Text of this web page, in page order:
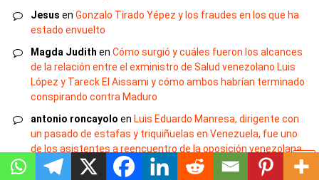
Jesus en Gonzalo Tirado Yépez y los fraudes en los que ha
estado envuelto
Magda Judith en Cómo surgió y cuáles fueron los alcances
de la relación entre el exministro de Salud venezolano Luis
López y Tareck El Aissami y cómo ambos habrían terminado
conspirando contra Maduro
antonio roncayolo en Luis Eduardo Manresa, dirigente con
un pasado de estafas y triquiñuelas en Venezuela, fue uno
de los asistentes a reencuentro de la oposición venezolana
en Madrid